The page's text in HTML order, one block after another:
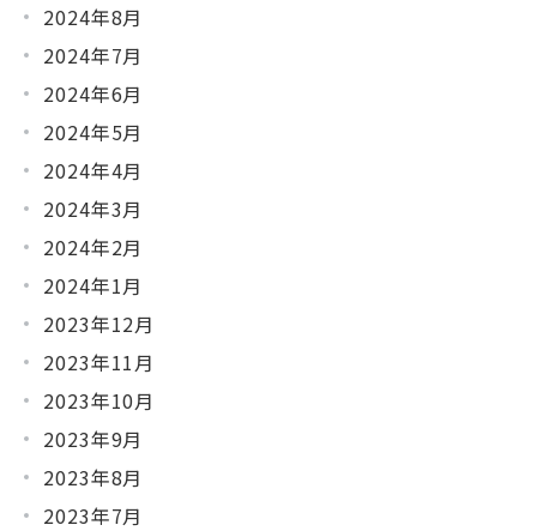
2024年8月
2024年7月
2024年6月
2024年5月
2024年4月
2024年3月
2024年2月
2024年1月
2023年12月
2023年11月
2023年10月
2023年9月
2023年8月
2023年7月